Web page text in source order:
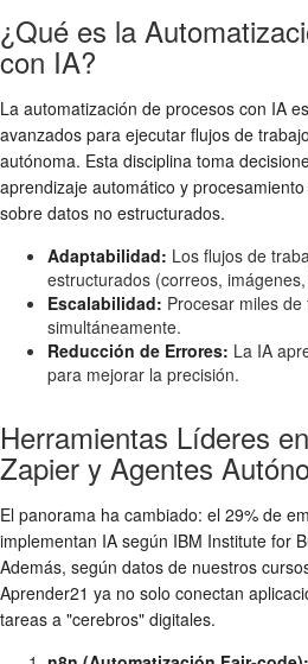
¿Qué es la
con IA?
La automatización de procesos con IA
avanzados para ejecutar flujos de
autónoma. Esta disciplina toma
aprendizaje automático y
sobre datos no estructurados.
Adaptabilidad: Los flujos de
estructurados (correos,
Escalabilidad: Procesar miles
simultáneamente.
Reducción de Errores: La IA
para mejorar la precisión.
Herramientas Líderes
Zapier y Agentes
El panorama ha cambiado: el 29% de
implementan IA según IBM Institute for
Además, según datos de nuestros
Aprender21 ya no solo conectan
tareas a "cerebros" digitales.